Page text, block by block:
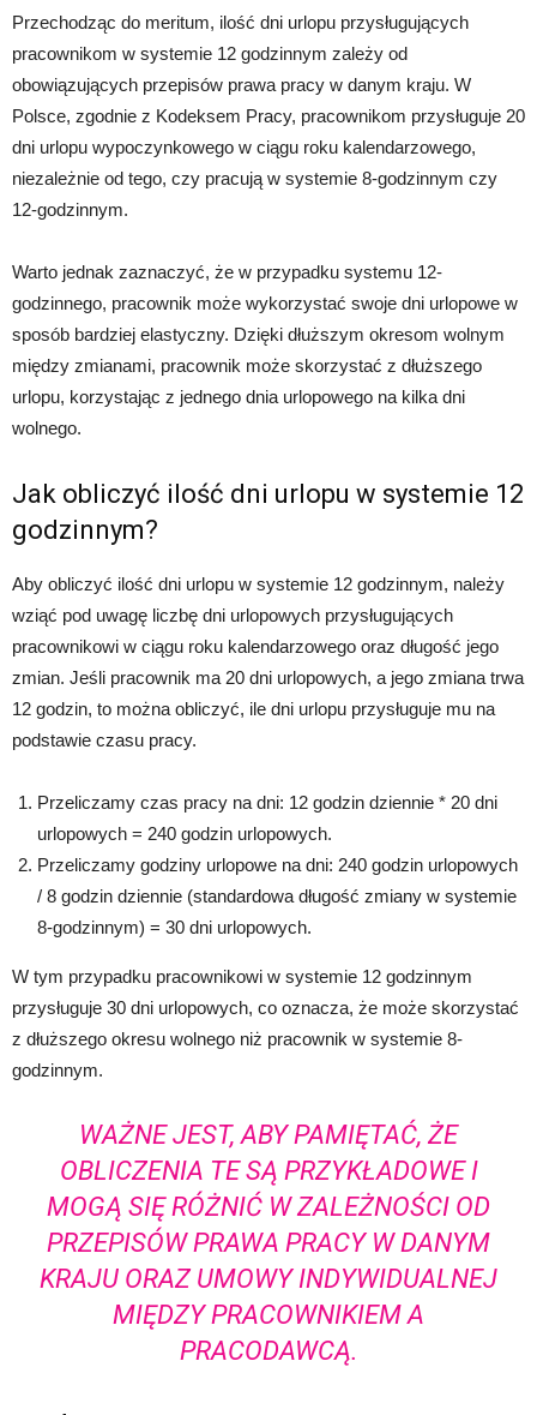
Przechodząc do meritum, ilość dni urlopu przysługujących
pracownikom w systemie 12 godzinnym zależy od
obowiązujących przepisów prawa pracy w danym kraju. W
Polsce, zgodnie z Kodeksem Pracy, pracownikom przysługuje 20
dni urlopu wypoczynkowego w ciągu roku kalendarzowego,
niezależnie od tego, czy pracują w systemie 8-godzinnym czy
12-godzinnym.
Warto jednak zaznaczyć, że w przypadku systemu 12-
godzinnego, pracownik może wykorzystać swoje dni urlopowe w
sposób bardziej elastyczny. Dzięki dłuższym okresom wolnym
między zmianami, pracownik może skorzystać z dłuższego
urlopu, korzystając z jednego dnia urlopowego na kilka dni
wolnego.
Jak obliczyć ilość dni urlopu w systemie 12
godzinnym?
Aby obliczyć ilość dni urlopu w systemie 12 godzinnym, należy
wziąć pod uwagę liczbę dni urlopowych przysługujących
pracownikowi w ciągu roku kalendarzowego oraz długość jego
zmian. Jeśli pracownik ma 20 dni urlopowych, a jego zmiana trwa
12 godzin, to można obliczyć, ile dni urlopu przysługuje mu na
podstawie czasu pracy.
Przeliczamy czas pracy na dni: 12 godzin dziennie * 20 dni
urlopowych = 240 godzin urlopowych.
Przeliczamy godziny urlopowe na dni: 240 godzin urlopowych
/ 8 godzin dziennie (standardowa długość zmiany w systemie
8-godzinnym) = 30 dni urlopowych.
W tym przypadku pracownikowi w systemie 12 godzinnym
przysługuje 30 dni urlopowych, co oznacza, że może skorzystać
z dłuższego okresu wolnego niż pracownik w systemie 8-
godzinnym.
WAŻNE JEST, ABY PAMIĘTAĆ, ŻE
OBLICZENIA TE SĄ PRZYKŁADOWE I
MOGĄ SIĘ RÓŻNIĆ W ZALEŻNOŚCI OD
PRZEPISÓW PRAWA PRACY W DANYM
KRAJU ORAZ UMOWY INDYWIDUALNEJ
MIĘDZY PRACOWNIKIEM A
PRACODAWCĄ.